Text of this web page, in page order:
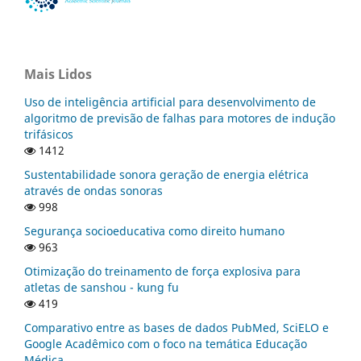
Mais Lidos
Uso de inteligência artificial para desenvolvimento de
algoritmo de previsão de falhas para motores de indução
trifásicos
1412
Sustentabilidade sonora geração de energia elétrica
através de ondas sonoras
998
Segurança socioeducativa como direito humano
963
Otimização do treinamento de força explosiva para
atletas de sanshou - kung fu
419
Comparativo entre as bases de dados PubMed, SciELO e
Google Acadêmico com o foco na temática Educação